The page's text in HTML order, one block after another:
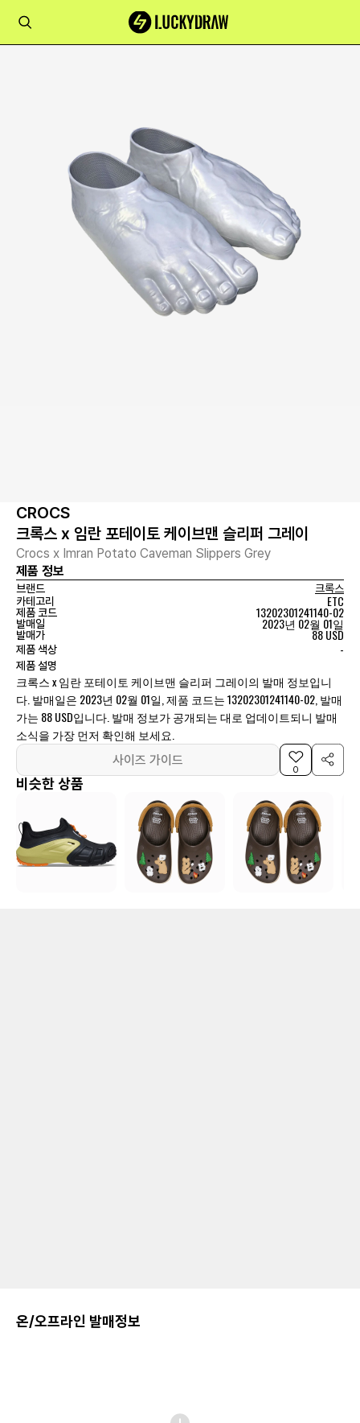
CROCS
크록스 x 임란 포테이토 케이브맨 슬리퍼 그레이
Crocs x Imran Potato Caveman Slippers Grey
제품 정보
브랜드
크록스
카테고리
ETC
제품 코드 13202301241140-02
발매일 2023년 02월 01일
발매가 88 USD
제품 색상 -
제품 설명
크록스 x 임란 포테이토 케이브맨 슬리퍼 그레이의 발매 정보입니
다. 발매일은 2023년 02월 01일, 제품 코드는 13202301241140-02, 발매
가는 88 USD입니다. 발매 정보가 공개되는 대로 업데이트되니 발매
소식을 가장 먼저 확인해 보세요.
사이즈 가이드
0
비슷한 상품
온/오프라인 발매정보